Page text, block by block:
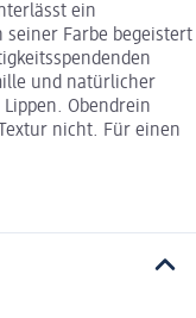
ein
seiner Farbe begeistert
und natürlicher
Obendrein
nicht. Für einen